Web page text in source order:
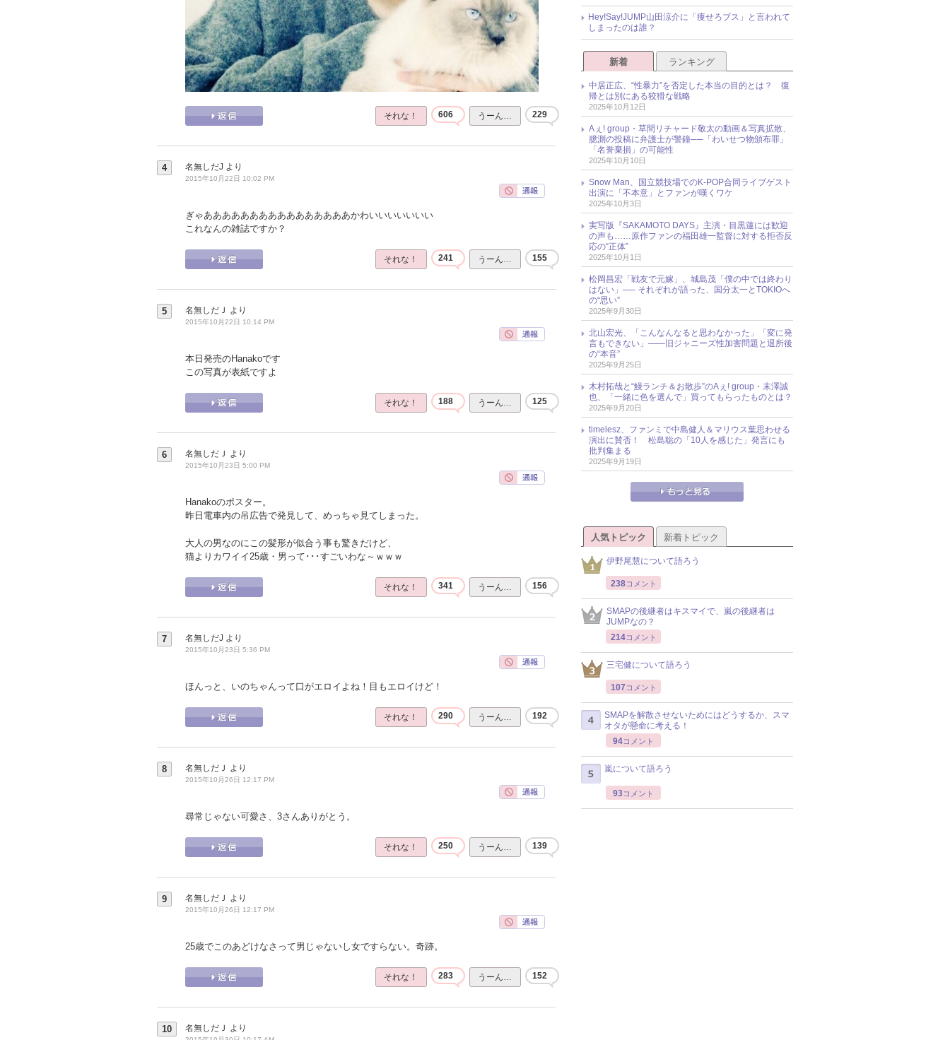
それな！ 606 うーん… 229
4 名無しだJ より
2015年10月22日 10:02 PM
ぎゃああああああああああああああああかわいいいいいいい
これなんの雑誌ですか？
それな！ 241 うーん… 155
5 名無しだＪ より
2015年10月22日 10:14 PM
本日発売のHanakoです
この写真が表紙ですよ
それな！ 188 うーん… 125
6 名無しだＪ より
2015年10月23日 5:00 PM
Hanakoのポスター。
昨日電車内の吊広告で発見して、めっちゃ見てしまった。
大人の男なのにこの髪形が似合う事も驚きだけど、
猫よりカワイイ25歳・男って･･･すごいわな～ｗｗｗ
それな！ 341 うーん… 156
7 名無しだJ より
2015年10月23日 5:36 PM
ほんっと、いのちゃんって口がエロイよね！目もエロイけど！
それな！ 290 うーん… 192
8 名無しだＪ より
2015年10月26日 12:17 PM
尋常じゃない可愛さ、3さんありがとう。
それな！ 250 うーん… 139
9 名無しだＪ より
2015年10月26日 12:17 PM
25歳でこのあどけなさって男じゃないし女ですらない。奇跡。
それな！ 283 うーん… 152
10 名無しだＪ より
Hey!Say!JUMP山田涼介に「痩せろブス」と言われて
しまったのは誰？
新着 ランキング
中居正広、“性暴力”を否定した本当の目的とは？ 復
帰とは別にある狡猾な戦略
2025年10月12日
Aぇ! group・草間リチャード敬太の動画＆写真拡散、
臆測の投稿に弁護士が警鐘──「わいせつ物頒布罪」
「名誉棄損」の可能性
2025年10月10日
Snow Man、国立競技場でのK-POP合同ライブゲスト
出演に「不本意」とファンが嘆くワケ
2025年10月3日
実写版『SAKAMOTO DAYS』主演・目黒蓮には歓迎
の声も……原作ファンの福田雄一監督に対する拒否反
応の“正体”
2025年10月1日
松岡昌宏「戦友で元嫁」、城島茂「僕の中では終わり
はない」── それぞれが語った、国分太一とTOKIOへ
の“思い”
2025年9月30日
北山宏光、「こんなんなると思わなかった」「変に発
言もできない」――旧ジャニーズ性加害問題と退所後
の“本音”
2025年9月25日
木村拓哉と“鰻ランチ＆お散歩”のAぇ! group・末澤誠
也、「一緒に色を選んで」買ってもらったものとは？
2025年9月20日
timelesz、ファンミで中島健人＆マリウス葉思わせる
演出に賛否！ 松島聡の「10人を感じた」発言にも
批判集まる
2025年9月19日
人気トピック 新着トピック
伊野尾慧について語ろう
238コメント
SMAPの後継者はキスマイで、嵐の後継者は
JUMPなの？
214コメント
三宅健について語ろう
107 コメント
SMAPを解散させないためにはどうするか、スマ
オタが懸命に考える！
94コメント
嵐について語ろう
93コメント